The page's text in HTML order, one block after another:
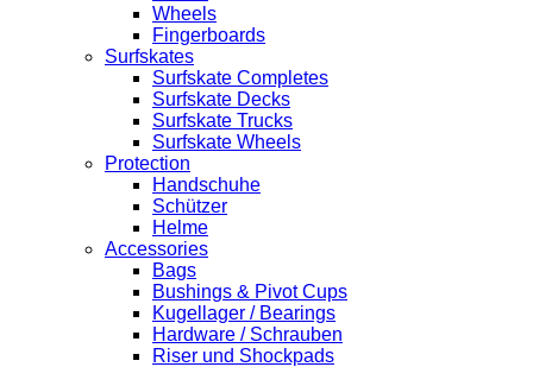
Wheels
Fingerboards
Surfskates
Surfskate Completes
Surfskate Decks
Surfskate Trucks
Surfskate Wheels
Protection
Handschuhe
Schützer
Helme
Accessories
Bags
Bushings & Pivot Cups
Kugellager / Bearings
Hardware / Schrauben
Riser und Shockpads